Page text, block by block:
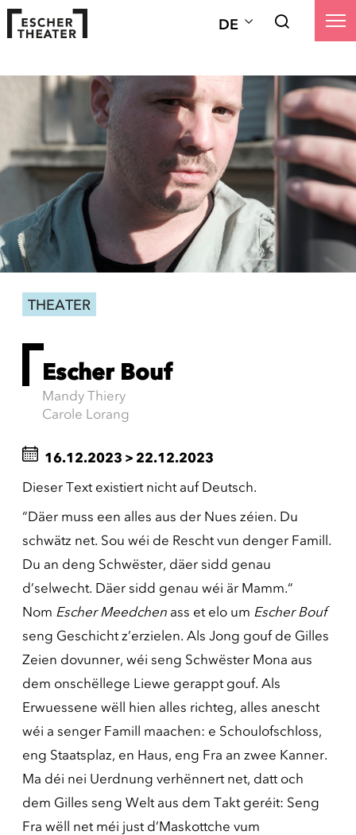
DE
THEATER
Escher Bouf
Mandy Thiery
Carole Lorang
16.12.2023 > 22.12.2023
Dieser Text existiert nicht auf Deutsch.
“Däer muss een alles aus der Nues zéien. Du
schwätz net. Sou wéi de Rescht vun denger Famill.
Du an deng Schwëster, däer sidd genau
d’selwecht. Däer sidd genau wéi är Mamm.“
Nom Escher Meedchen ass et elo um Escher Bouf
seng Geschicht z’erzielen. Als Jong gouf de Gilles
Zeien dovunner, wéi seng Schwëster Mona aus
dem onschëllege Liewe gerappt gouf. Als
Erwuessene wëll hien alles richteg, alles anescht
wéi a senger Famill maachen: e Schoulofschloss,
eng Staatsplaz, en Haus, eng Fra an zwee Kanner.
Ma déi nei Uerdnung verhënnert net, datt och
dem Gilles seng Welt aus dem Takt geréit: Seng
Fra wëll net méi just d’Maskottche vum